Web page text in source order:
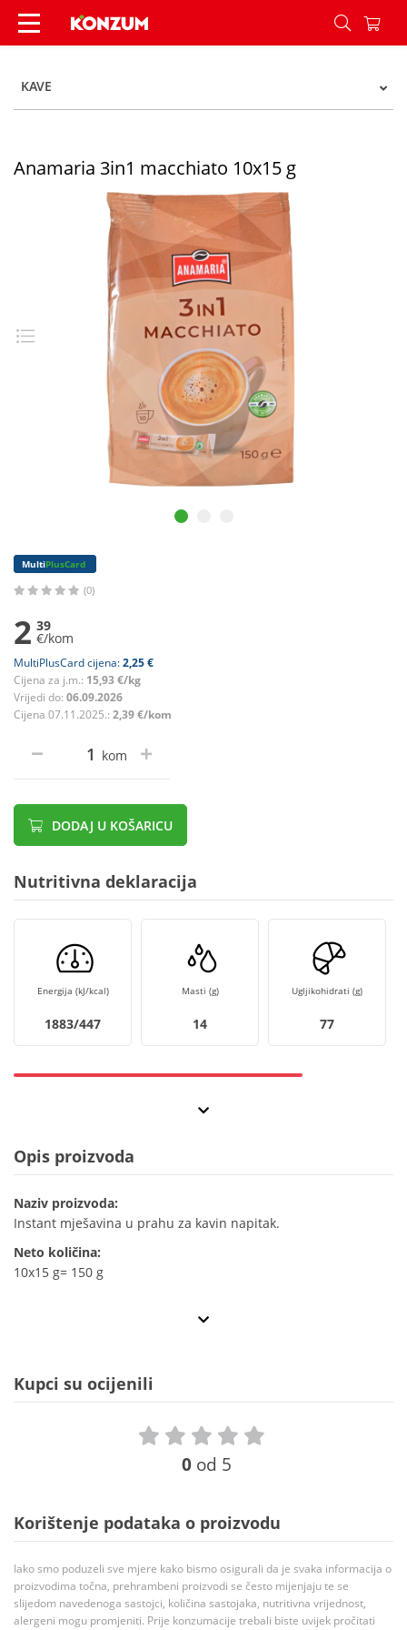
Anamaria 3in1 macchiato 10x15 g - Konzum
KAVE
Anamaria 3in1 macchiato 10x15 g
MultiPlusCard
(0)
2 39
€/kom
MultiPlusCard cijena:2,25 €
Cijena za j.m.: 15,93 €/kg
Vrijedi do: 06.09.2026
Cijena 07.11.2025.: 2,39 €/kom
kom
DODAJ U KOŠARICU
Nutritivna deklaracija
Energija (kJ/kcal)
1883/447
Masti (g)
14
Ugljikohidrati (g)
77
Opis proizvoda
Naziv proizvoda:
Instant mješavina u prahu za kavin napitak.
Neto količina:
10x15 g= 150 g
Kupci su ocijenili
0 od 5
Korištenje podataka o proizvodu
Iako smo poduzeli sve mjere kako bismo osigurali da je svaka informacija o
proizvodima točna, prehrambeni proizvodi se često mijenjaju te se
slijedom navedenoga sastojci, količina sastojaka, nutritivna vrijednost,
alergeni mogu promjeniti. Prije konzumacije trebali biste uvijek pročitati